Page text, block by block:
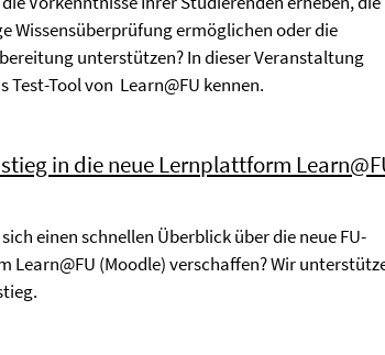
Wissensüberprüfung ermöglichen oder die
unterstützen? In dieser Veranstaltung
Test-Tool von Learn@FU kennen.
in die neue Lernplattform
einen schnellen Überblick über die neue FU-
Learn@FU (Moodle) verschaffen? Wir